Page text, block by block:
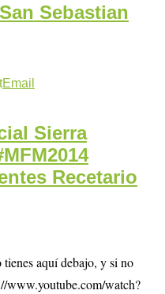
Sebastian
Email
Sierra
Recetario
aquí debajo, y si no
www.youtube.com/watch?